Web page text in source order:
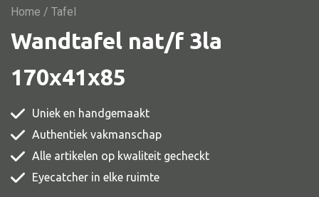
Vitrine
TV meubel
Comode
Alle stoelen
Eetkamer stoel
Home / Tafel
Wandtafel nat/f 3la
170x41x85
Uniek en handgemaakt
Authentiek vakmanschap
Alle artikelen op kwaliteit gecheckt
Eyecatcher in elke ruimte